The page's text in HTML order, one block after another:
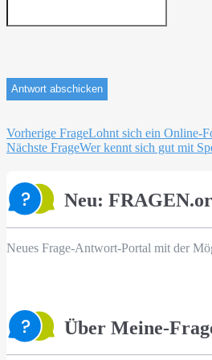
Beitragsnavigation
Vorherige FrageLohnt sich ein Online-
Nächste FrageWer kennt sich gut mit
Neu:
Neues Frage-Antwort-Portal mit der
Über Meine-